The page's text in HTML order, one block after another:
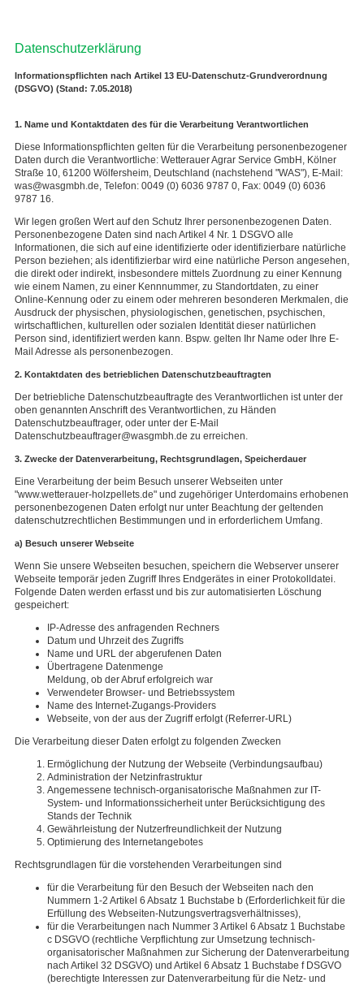
Datenschutzerklärung
Informationspflichten nach Artikel 13 EU-Datenschutz-Grundverordnung
(DSGVO) (Stand: 7.05.2018)
1. Name und Kontaktdaten des für die Verarbeitung Verantwortlichen
Diese Informationspflichten gelten für die Verarbeitung personenbezogener
Daten durch die Verantwortliche: Wetterauer Agrar Service GmbH, Kölner
Straße 10, 61200 Wölfersheim, Deutschland (nachstehend "WAS"), E-Mail:
was@wasgmbh.de, Telefon: 0049 (0) 6036 9787 0, Fax: 0049 (0) 6036
9787 16.
Wir legen großen Wert auf den Schutz Ihrer personenbezogenen Daten.
Personenbezogene Daten sind nach Artikel 4 Nr. 1 DSGVO alle
Informationen, die sich auf eine identifizierte oder identifizierbare natürliche
Person beziehen; als identifizierbar wird eine natürliche Person angesehen,
die direkt oder indirekt, insbesondere mittels Zuordnung zu einer Kennung
wie einem Namen, zu einer Kennnummer, zu Standortdaten, zu einer
Online-Kennung oder zu einem oder mehreren besonderen Merkmalen, die
Ausdruck der physischen, physiologischen, genetischen, psychischen,
wirtschaftlichen, kulturellen oder sozialen Identität dieser natürlichen
Person sind, identifiziert werden kann. Bspw. gelten Ihr Name oder Ihre E-
Mail Adresse als personenbezogen.
2. Kontaktdaten des betrieblichen Datenschutzbeauftragten
Der betriebliche Datenschutzbeauftragte des Verantwortlichen ist unter der
oben genannten Anschrift des Verantwortlichen, zu Händen
Datenschutzbeauftrager, oder unter der E-Mail
Datenschutzbeauftrager@wasgmbh.de zu erreichen.
3. Zwecke der Datenverarbeitung, Rechtsgrundlagen, Speicherdauer
Eine Verarbeitung der beim Besuch unserer Webseiten unter
"www.wetterauer-holzpellets.de" und zugehöriger Unterdomains erhobenen
personenbezogenen Daten erfolgt nur unter Beachtung der geltenden
datenschutzrechtlichen Bestimmungen und in erforderlichem Umfang.
a) Besuch unserer Webseite
Wenn Sie unsere Webseiten besuchen, speichern die Webserver unserer
Webseite temporär jeden Zugriff Ihres Endgerätes in einer Protokolldatei.
Folgende Daten werden erfasst und bis zur automatisierten Löschung
gespeichert:
IP-Adresse des anfragenden Rechners
Datum und Uhrzeit des Zugriffs
Name und URL der abgerufenen Daten
Übertragene Datenmenge
Meldung, ob der Abruf erfolgreich war
Verwendeter Browser- und Betriebssystem
Name des Internet-Zugangs-Providers
Webseite, von der aus der Zugriff erfolgt (Referrer-URL)
Die Verarbeitung dieser Daten erfolgt zu folgenden Zwecken
Ermöglichung der Nutzung der Webseite (Verbindungsaufbau)
Administration der Netzinfrastruktur
Angemessene technisch-organisatorische Maßnahmen zur IT-
System- und Informationssicherheit unter Berücksichtigung des
Stands der Technik
Gewährleistung der Nutzerfreundlichkeit der Nutzung
Optimierung des Internetangebotes
Rechtsgrundlagen für die vorstehenden Verarbeitungen sind
für die Verarbeitung für den Besuch der Webseiten nach den
Nummern 1-2 Artikel 6 Absatz 1 Buchstabe b (Erforderlichkeit für die
Erfüllung des Webseiten-Nutzungsvertragsverhältnisses),
für die Verarbeitungen nach Nummer 3 Artikel 6 Absatz 1 Buchstabe
c DSGVO (rechtliche Verpflichtung zur Umsetzung technisch-
organisatorischer Maßnahmen zur Sicherung der Datenverarbeitung
nach Artikel 32 DSGVO) und Artikel 6 Absatz 1 Buchstabe f DSGVO
(berechtigte Interessen zur Datenverarbeitung für die Netz- und